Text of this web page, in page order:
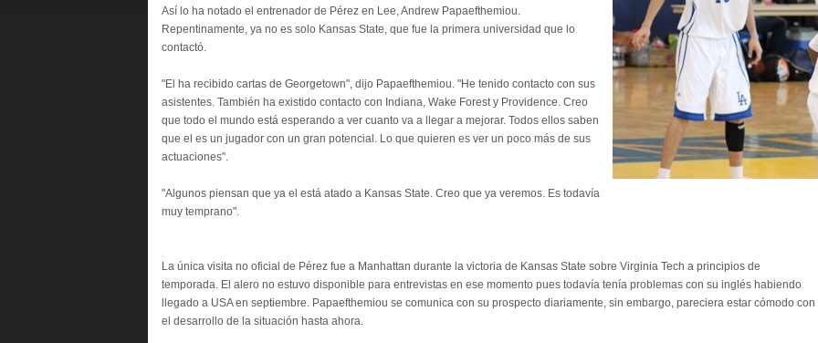
Así lo ha notado el entrenador de Pérez en Lee, Andrew Papaefthemiou.
Repentinamente, ya no es solo Kansas State, que fue la primera universidad que lo
contactó.
"El ha recibido cartas de Georgetown", dijo Papaefthemiou. "He tenido contacto con sus
asistentes. También ha existido contacto con Indiana, Wake Forest y Providence. Creo
que todo el mundo está esperando a ver cuanto va a llegar a mejorar. Todos ellos saben
que el es un jugador con un gran potencial. Lo que quieren es ver un poco más de sus
actuaciones".
"Algunos piensan que ya el está atado a Kansas State. Creo que ya veremos. Es todavía
muy temprano".
La única visita no oficial de Pérez fue a Manhattan durante la victoria de Kansas State sobre Virginia Tech a principios de
temporada. El alero no estuvo disponible para entrevistas en ese momento pues todavía tenía problemas con su inglés habiendo
llegado a USA en septiembre. Papaefthemiou se comunica con su prospecto diariamente, sin embargo, pareciera estar cómodo con
el desarrollo de la situación hasta ahora.